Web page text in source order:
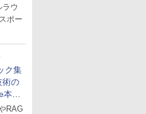
ラウ
ポー
ク集
術の
サ
！RAG